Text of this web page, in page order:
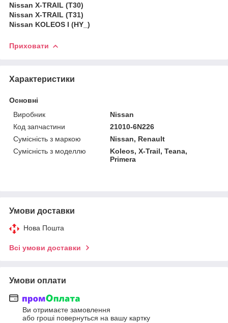
Nissan X-TRAIL (T30)
Nissan X-TRAIL (T31)
Nissan KOLEOS I (HY_)
Приховати
Характеристики
Основні
Виробник
Nissan
Код запчастини
21010-6N226
Сумісність з маркою
Nissan, Renault
Сумісність з моделлю
Koleos, X-Trail, Teana,
Primera
Умови доставки
Нова Пошта
Всі умови доставки
Умови оплати
Ви отримаєте замовлення
або гроші повернуться на вашу картку